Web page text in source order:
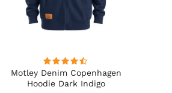
Motley Denim Copenhagen
Hoodie Dark Indigo